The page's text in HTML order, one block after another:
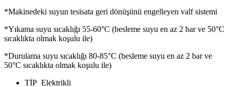
*Makinedeki suyun tesisata geri dönüşünü engelleyen valf sistemi
*Yıkama suyu sıcaklığı 55-60°C (besleme suyu en az 2 bar ve 50°C
sıcaklıkta olmak koşulu ile)
*Durulama suyu sıcaklığı 80-85°C (besleme suyu en az 2 bar ve
50°C sıcaklıkta olmak koşulu ile)
TİP Elektrikli